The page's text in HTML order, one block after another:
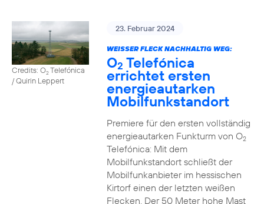
Credits: O2Telefónica
/ Quirin Leppert
23. Februar 2024
WEISSER FLECK NACHHALTIG WEG:
O2 Telefónica
errichtet ersten
energieautarken
Mobilfunkstandort
Premiere für den ersten vollständig
energieautarken Funkturm von O2
Telefónica: Mit dem
Mobilfunkstandort schließt der
Mobilfunkanbieter im hessischen
Kirtorf einen der letzten weißen
Flecken. Der 50 Meter hohe Mast